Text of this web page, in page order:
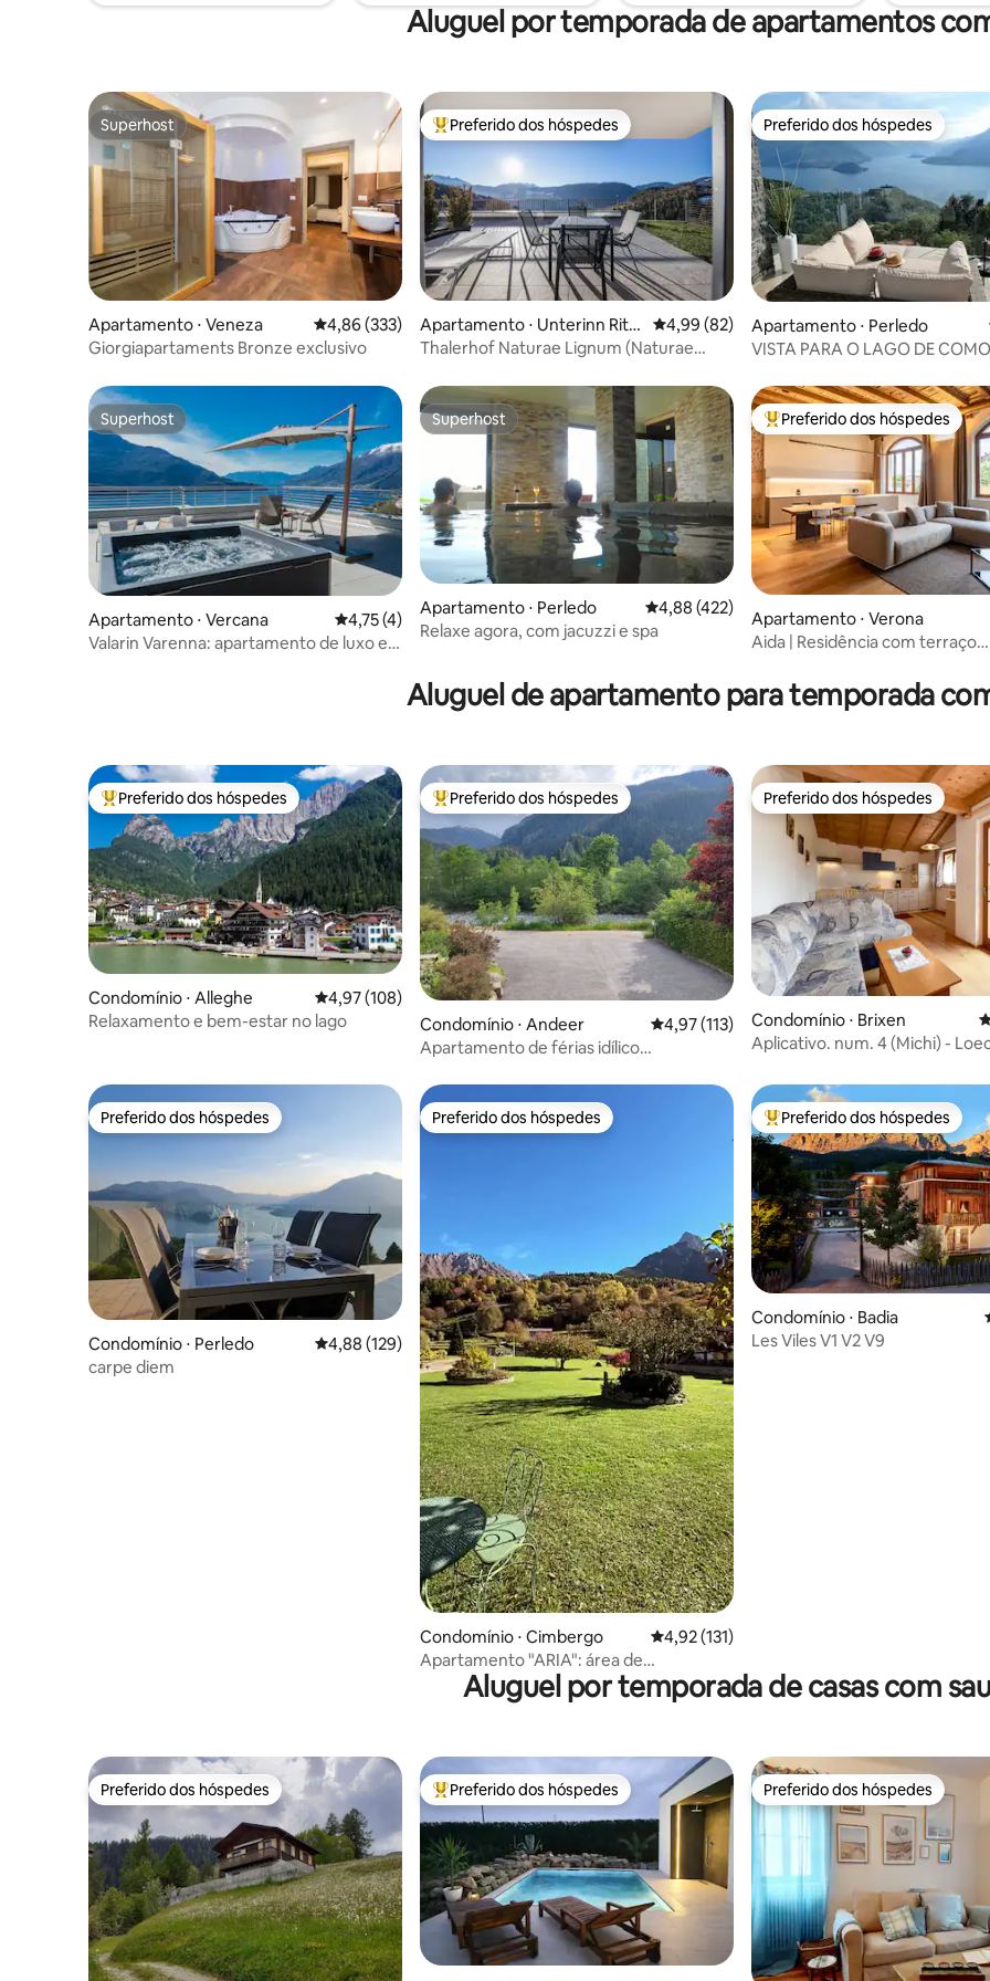
de pequeno porte com menos de 10 kg.
Aluguel por temporada de apartamentos
Superhost
Superhost
Apartamento ⋅ Veneza 4,86 de uma avaliação média de 5, 333 avaliações
4,86 (333)
Giorgiapartaments Bronze exclusivo
Entre os melhores preferidos dos hóspedes
Preferido dos hóspedes
Apartamento ⋅ Unterinn Ritt
en
4,99 de uma avaliação média de 5, 82
4,99 (82)
Thalerhof Naturae Lignum (Naturae
Preferido dos hóspedes
Preferido dos hóspedes
Apartamento ⋅ Perledo
VISTA PARA O LAGO DE
Superhost
Superhost
Apartamento ⋅ Vercana 4,75 de uma avaliação média de 5, 4 avaliações
4,75 (4)
Valarin Varenna: apartamento de luxo e
Superhost
Superhost
Apartamento ⋅ Perledo 4,88 de uma avaliação média de 5, 422
4,88 (422)
Relaxe agora, com jacuzzi e spa
Entre os melhores preferidos
Preferido dos hóspedes
Apartamento ⋅ Verona
Aida | Residência com terraço
Aluguel de apartamento para temporada
Entre os melhores preferidos dos hóspedes
Preferido dos hóspedes
Condomínio ⋅ Alleghe 4,97 de uma avaliação média de 5, 108 avaliações
4,97 (108)
Relaxamento e bem-estar no lago
Entre os melhores preferidos dos hóspedes
Preferido dos hóspedes
Condomínio ⋅ Andeer 4,97 de uma avaliação média de 5, 113
4,97 (113)
Apartamento de férias idílico
Preferido dos hóspedes
Preferido dos hóspedes
Condomínio ⋅ Brixen
Aplicativo. num. 4 (Michi) -
Preferido dos hóspedes
Preferido dos hóspedes
Condomínio ⋅ Perledo 4,88 de uma avaliação média de 5, 129 avaliações
4,88 (129)
carpe diem
Preferido dos hóspedes
Preferido dos hóspedes
Condomínio ⋅ Cimbergo 4,92 de uma avaliação média de 5, 131
4,92 (131)
Apartamento "ARIA": área de
relaxamento, vista deslumbrante
Entre os melhores preferidos
Preferido dos hóspedes
Condomínio ⋅ Badia
Les Viles V1 V2 V9
Aluguel por temporada de casas com
Preferido dos hóspedes
Preferido dos hóspedes Entre os melhores preferidos dos hóspedes
Preferido dos hóspedes Preferido dos hóspedes
Preferido dos hóspedes